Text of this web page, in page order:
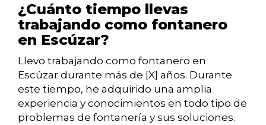
¿Cuánto tiempo llevas
trabajando como fontanero
en Escúzar?
Llevo trabajando como fontanero en
Escúzar durante más de [X] años. Durante
este tiempo, he adquirido una amplia
experiencia y conocimientos en todo tipo de
problemas de fontanería y sus soluciones.